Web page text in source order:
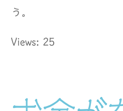
う。
Views: 25